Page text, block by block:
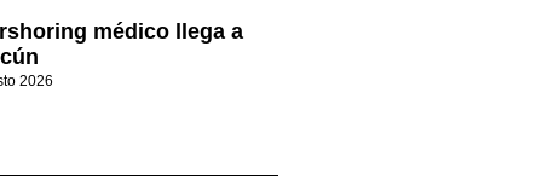
médico llega a
2026